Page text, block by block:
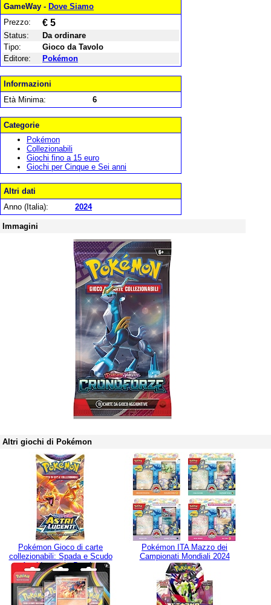
GameWay - Dove Siamo
Prezzo:
€ 5
Status:
Da ordinare
Tipo:
Gioco da Tavolo
Editore:
Pokémon
Informazioni
Età Minima:
6
Categorie
Pokémon
Collezionabili
Giochi fino a 15 euro
Giochi per Cinque e Sei anni
Altri dati
Anno (Italia):
2024
Immagini
Altri giochi di Pokémon
Pokémon Gioco di carte
collezionabili: Spada e Scudo
Astri Lucenti - Bustina
Pokémon ITA Mazzo dei
Campionati Mondiali 2024